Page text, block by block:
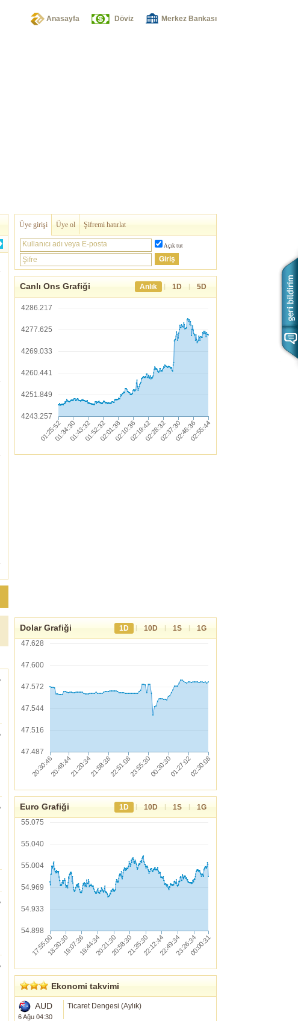
Anasayfa Döviz Merkez Bankası
Üye girişi Üye ol Şifremi hatırlat
Kullanıcı adı veya E-posta Açık tut
Şifre
Canlı Ons Grafiği Anlık | 1D | 5D
4286.217
4277.625
4269.033
4260.441
4251.849
4243.257
Dolar Grafiği 1D | 10D | 1S |
1G
47.628
47.600
47.572
47.544
47.516
47.487
Euro Grafiği 1D | 10D | 1S |
1G
55.075
55.040
55.004
54.969
54.933
54.898
Ekonomi takvimi
AUD
6 Ağu 04:30
Ticaret Dengesi (Aylık)